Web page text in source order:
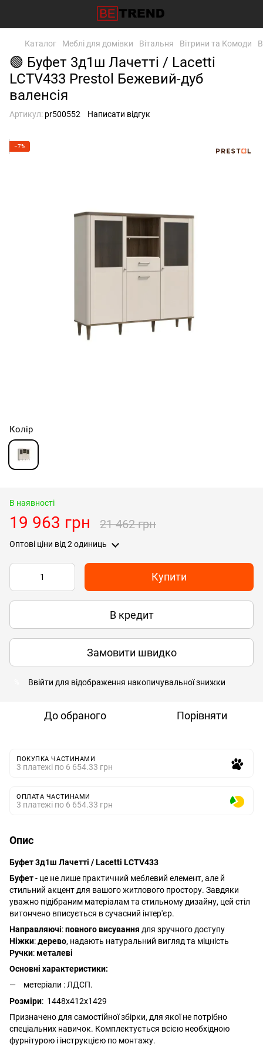
Каталог Меблі для домівки Вітальня Вітрини та Комоди
🟢 Буфет 3д1ш Лачетті / Lacetti
LCTV433 Prestol Бежевий-дуб
валенсія
Артикул: pr500552 Написати відгук
−7%
Колір
В наявності
19 963 грн 21 462 грн
Оптові ціни від 2 одиниць
Купити
В кредит
Замовити швидко
Ввійти для відображення накопичувальної знижки
До обраного Порівняти
ПОКУПКА ЧАСТИНАМИ
3 платежі по 6 654.33 грн
ОПЛАТА ЧАСТИНАМИ
3 платежі по 6 654.33 грн
Опис
Буфет 3д1ш Лачетті / Lacetti LCTV433
Буфет- це не лише практичний меблевий елемент, але й
стильний акцент для вашого житлового простору. Завдяки
уважно підібраним матеріалам та стильному дизайну, цей стіл
витончено вписується в сучасний інтер'єр.
Направляючі:повного висування для зручного доступу
Ніжки:дерево, надають натуральний вигляд та міцність
Ручки:металеві
Основні характеристики:
метеріали : ЛДСП.
Розміри: 1448x412x1429
Призначено для самостійної збірки, для якої не потрібно
спеціальних навичок. Комплектується всією необхідною
фурнітурою і інструкцією по монтажу.